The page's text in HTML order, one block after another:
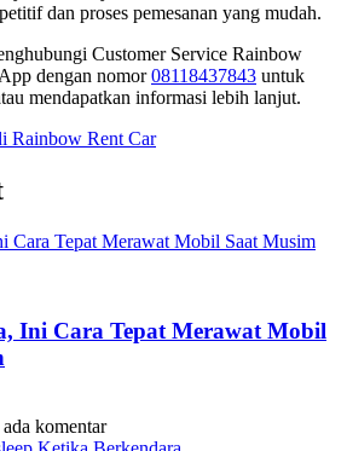
dan proses pemesanan yang mudah.
Customer Service Rainbow
dengan nomor08118437843 untuk
mendapatkan informasi lebih lanjut.
Ini Cara Tepat Merawat Mobil
komentar